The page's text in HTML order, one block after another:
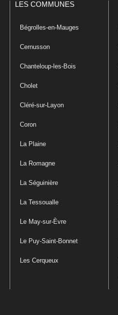
LES COMMUNES
Bégrolles-en-Mauges
Cernusson
Chanteloup-les-Bois
Cholet
Cléré-sur-Layon
Coron
La Plaine
La Romagne
La Séguinière
La Tessoualle
Le May-sur-Èvre
Le Puy-Saint-Bonnet
Les Cerqueux